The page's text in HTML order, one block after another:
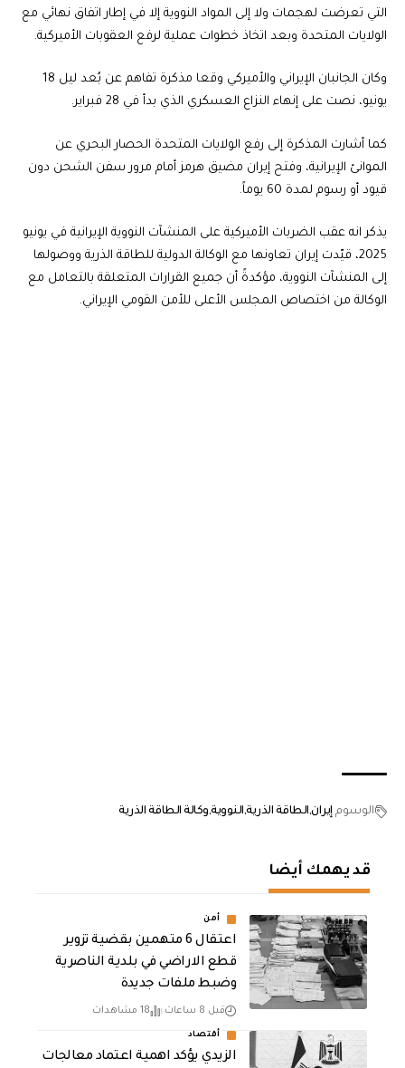
التي تعرضت لهجمات ولا إلى المواد النووية إلا في إطار اتفاق نهائي مع
الولايات المتحدة وبعد اتخاذ خطوات عملية لرفع العقوبات الأميركية.
وكان الجانبان الإيراني والأميركي وقعا مذكرة تفاهم عن بُعد ليل 18
يونيو، نصت على إنهاء النزاع العسكري الذي بدأ في 28 فبراير.
كما أشارت المذكرة إلى رفع الولايات المتحدة الحصار البحري عن
الموانئ الإيرانية، وفتح إيران مضيق هرمز أمام مرور سفن الشحن دون
قيود أو رسوم لمدة 60 يوماً.
يذكر انه عقب الضربات الأميركية على المنشآت النووية الإيرانية في يونيو
2025، قيّدت إيران تعاونها مع الوكالة الدولية للطاقة الذرية ووصولها
إلى المنشآت النووية، مؤكدةً أن جميع القرارات المتعلقة بالتعامل مع
الوكالة من اختصاص المجلس الأعلى للأمن القومي الإيراني.
الوسوم إيران الطاقة الذرية النووية وكالة الطاقة الذرية
قد يهمك أيضا
أمن
اعتقال 6 متهمين بقضية تزوير
قطع الاراضي في بلدية الناصرية
وضبط ملفات جديدة
قبل 8 ساعات 18 مشاهدات
أقتصاد
الزيدي يؤكد اهمية اعتماد معالجات